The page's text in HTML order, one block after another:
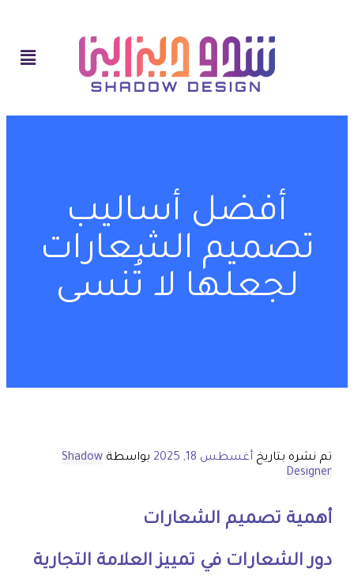
أفضل أساليب
تصميم الشعارات
لجعلها لا تُنسى
تم نشره بتاريخ أغسطس 18, 2025 بواسطة Shadow
Designer
أهمية تصميم الشعارات
دور الشعارات في تمييز العلامة التجارية